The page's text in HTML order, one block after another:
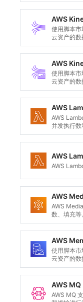
AWS
使用脚本
云资产的
AWS
使用脚本
云资产的
AWS
AWS
并发执行
数的响应
AWS
AWS
AWS
AWS
数、填充等
AWS
使用脚本
云资产的
AWS MQ
AWS MQ